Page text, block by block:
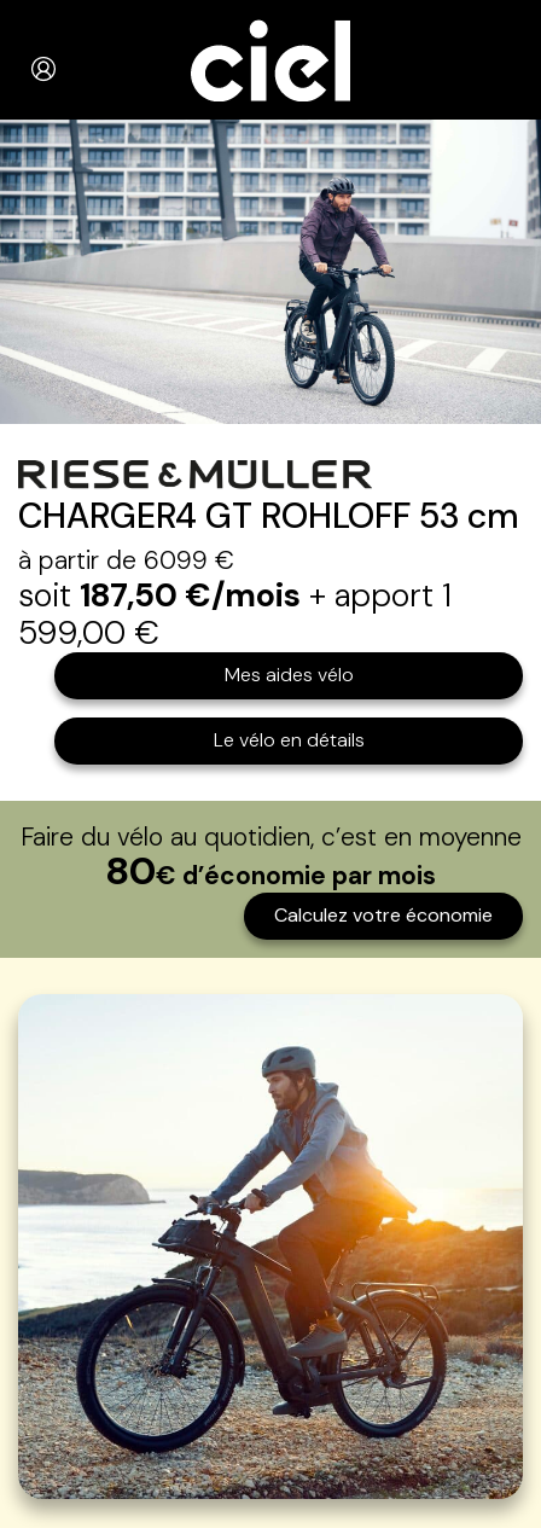
CHARGER4 GT ROHLOFF 53 cm
à partir de 6099 €
soit 187,50 €/mois + apport 1
599,00 €
Mes aides vélo
Le vélo en détails
Faire du vélo au quotidien, c’est en moyenne
80€ d’économie par mois
Calculez votre économie